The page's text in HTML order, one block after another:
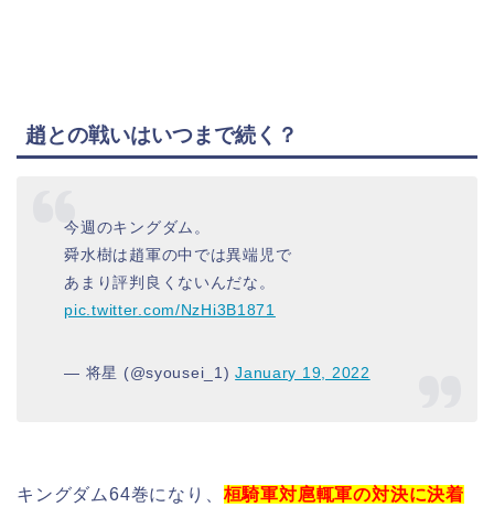
趙との戦いはいつまで続く？
今週のキングダム。
舜水樹は趙軍の中では異端児で
あまり評判良くないんだな。
pic.twitter.com/NzHi3B1871
— 将星 (@syousei_1)January 19, 2022
キングダム64巻になり、 桓騎軍対扈輒軍の対決に決着